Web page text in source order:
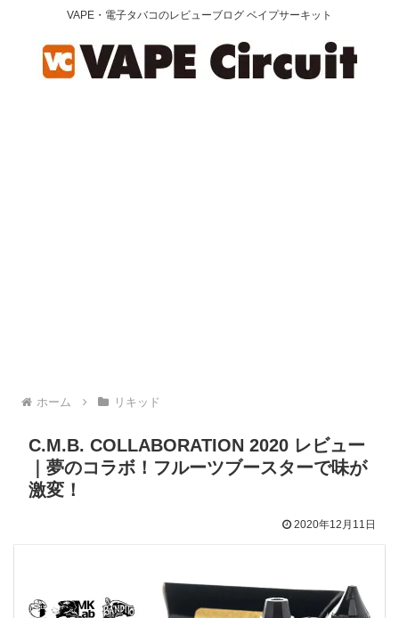
VAPE・電子タバコのレビューブログ ベイプサーキット
ホーム リキッド
C.M.B. COLLABORATION 2020 レビュー
｜夢のコラボ！フルーツブースターで味が
激変！
2020年12月11日